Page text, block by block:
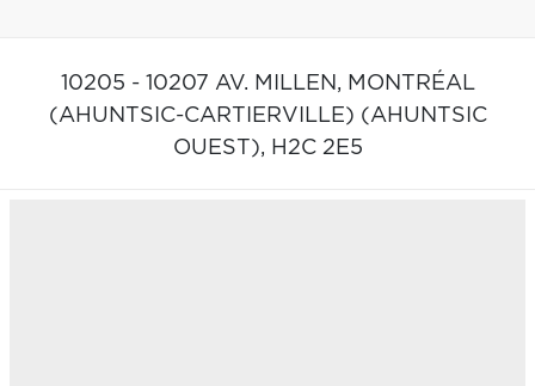
10205 - 10207 AV. MILLEN, MONTRÉAL
(AHUNTSIC-CARTIERVILLE) (AHUNTSIC
OUEST), H2C 2E5